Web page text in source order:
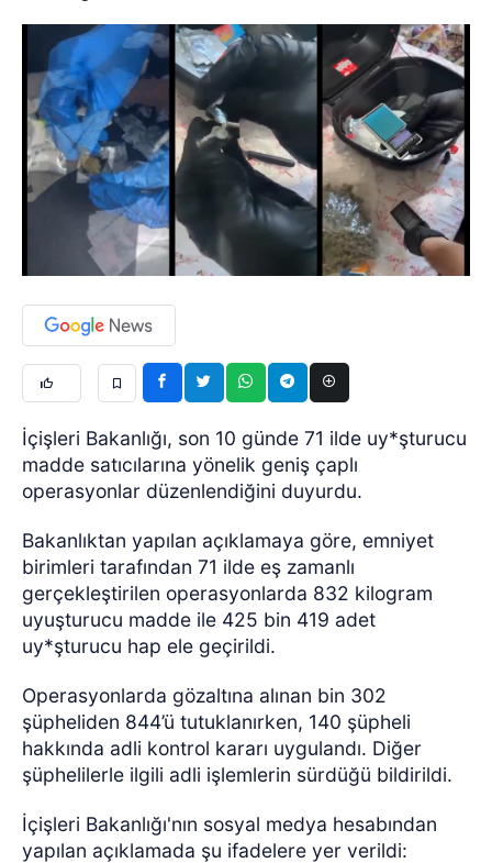
İçişleri Bakanlığı, son 10 günde 71 ilde uy*şturucu
madde satıcılarına yönelik geniş çaplı
operasyonlar düzenlendiğini duyurdu.
Bakanlıktan yapılan açıklamaya göre, emniyet
birimleri tarafından 71 ilde eş zamanlı
gerçekleştirilen operasyonlarda 832 kilogram
uyuşturucu madde ile 425 bin 419 adet
uy*şturucu hap ele geçirildi.
Operasyonlarda gözaltına alınan bin 302
şüpheliden 844’ü tutuklanırken, 140 şüpheli
hakkında adli kontrol kararı uygulandı. Diğer
şüphelilerle ilgili adli işlemlerin sürdüğü bildirildi.
İçişleri Bakanlığı'nın sosyal medya hesabından
yapılan açıklamada şu ifadelere yer verildi: